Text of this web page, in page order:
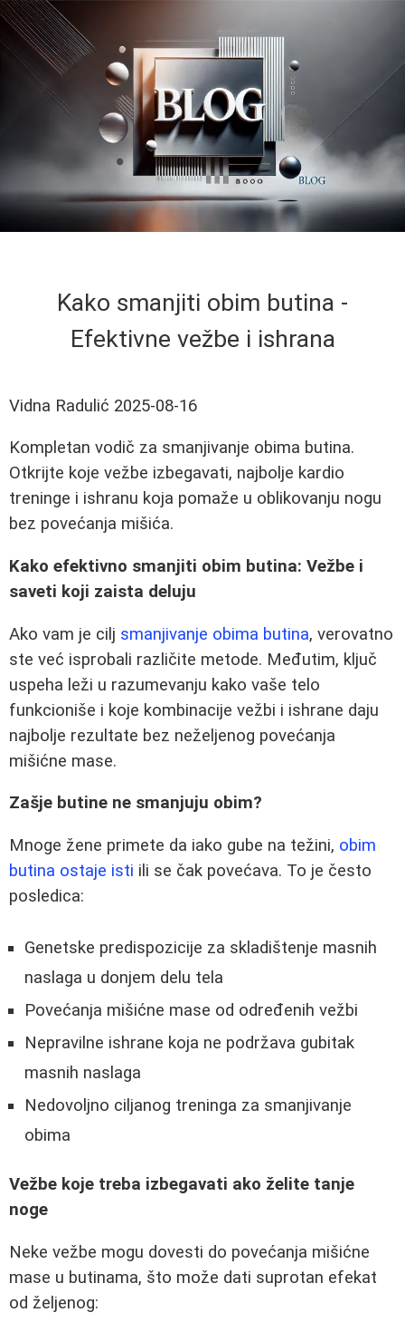
Kako smanjiti obim butina -
Efektivne vežbe i ishrana
Vidna Radulić 2025-08-16
Kompletan vodič za smanjivanje obima butina.
Otkrijte koje vežbe izbegavati, najbolje kardio
treninge i ishranu koja pomaže u oblikovanju nogu
bez povećanja mišića.
Kako efektivno smanjiti obim butina: Vežbe i
saveti koji zaista deluju
Ako vam je cilj smanjivanje obima butina, verovatno
ste već isprobali različite metode. Međutim, ključ
uspeha leži u razumevanju kako vaše telo
funkcioniše i koje kombinacije vežbi i ishrane daju
najbolje rezultate bez neželjenog povećanja
mišićne mase.
Zašje butine ne smanjuju obim?
Mnoge žene primete da iako gube na težini, obim
butina ostaje isti ili se čak povećava. To je često
posledica:
Genetske predispozicije za skladištenje masnih
naslaga u donjem delu tela
Povećanja mišićne mase od određenih vežbi
Nepravilne ishrane koja ne podržava gubitak
masnih naslaga
Nedovoljno ciljanog treninga za smanjivanje
obima
Vežbe koje treba izbegavati ako želite tanje
noge
Neke vežbe mogu dovesti do povećanja mišićne
mase u butinama, što može dati suprotan efekat
od željenog: